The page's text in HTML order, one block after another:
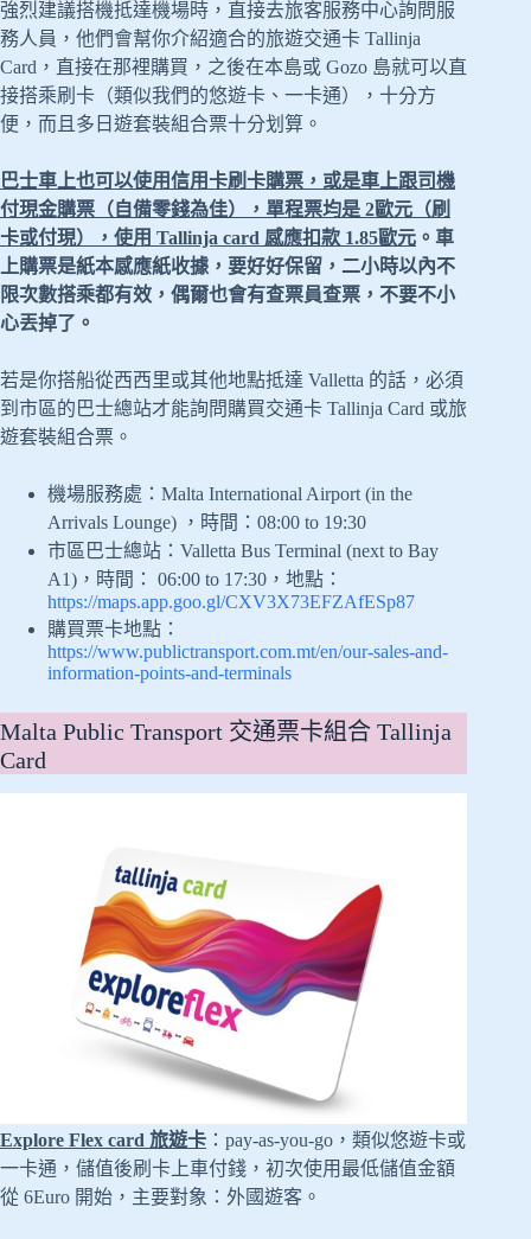
強烈建議搭機抵達機場時，直接去旅客服務中心詢問服
務人員，他們會幫你介紹適合的旅遊交通卡 Tallinja
Card，直接在那裡購買，之後在本島或 Gozo 島就可以直
接搭乘刷卡（類似我們的悠遊卡、一卡通），十分方
便，而且多日遊套裝組合票十分划算。
巴士車上也可以使用信用卡刷卡購票，或是車上跟司機
付現金購票（自備零錢為佳），單程票均是 2歐元（刷
卡或付現），使用 Tallinja card 感應扣款 1.85歐元 。車
上購票是紙本感應紙收據，要好好保留，二小時以內不
限次數搭乘都有效，偶爾也會有查票員查票，不要不小
心丟掉了。
若是你搭船從西西里或其他地點抵達 Valletta 的話，必須
到市區的巴士總站才能詢問購買交通卡 Tallinja Card 或旅
遊套裝組合票。
機場服務處：Malta International Airport (in the
Arrivals Lounge) ，時間：08:00 to 19:30
市區巴士總站：Valletta Bus Terminal (next to Bay
A1)，時間： 06:00 to 17:30，地點：
https://maps.app.goo.gl/CXV3X73EFZAfESp87
購買票卡地點：
https://www.publictransport.com.mt/en/our-sales-and-
information-points-and-terminals
Malta Public Transport 交通票卡組合 Tallinja
Card
Explore Flex card 旅遊卡 ：pay-as-you-go，類似悠遊卡或
一卡通，儲值後刷卡上車付錢，初次使用最低儲值金額
從 6Euro 開始，主要對象：外國遊客。